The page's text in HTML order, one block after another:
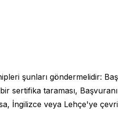
şunları göndermelidir:
sertifika taraması,
İngilizce veya Lehçe'ye